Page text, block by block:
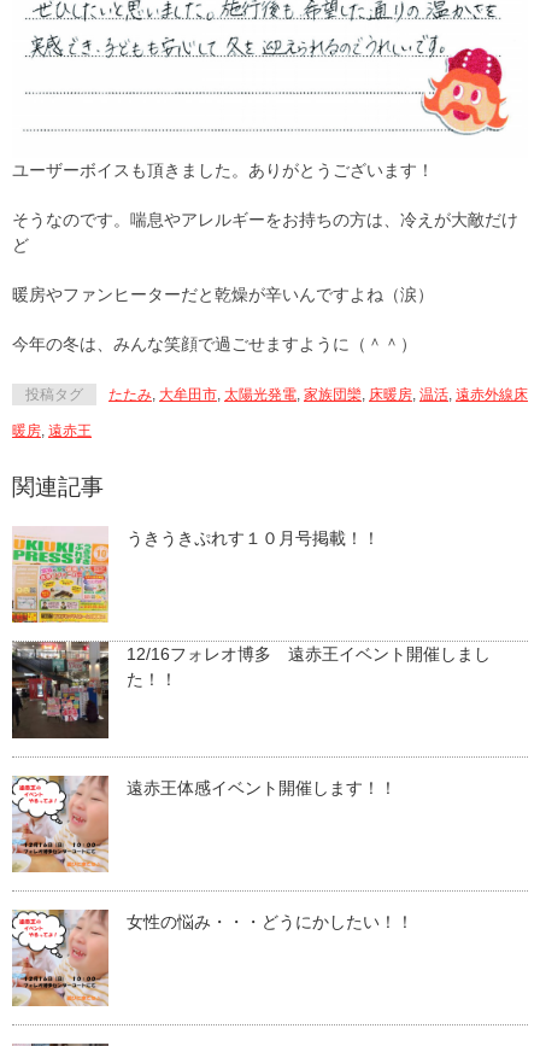
ユーザーボイスも頂きました。ありがとうございます！
そうなのです。喘息やアレルギーをお持ちの方は、冷えが大敵だけ
ど
暖房やファンヒーターだと乾燥が辛いんですよね（涙）
今年の冬は、みんな笑顔で過ごせますように（＾＾）
投稿タグ たたみ 大牟田市 太陽光発電 家族団欒 床暖房 温活 遠赤外線床
暖房 遠赤王
関連記事
うきうきぷれす１０月号掲載！！
12/16フォレオ博多 遠赤王イベント開催しまし
た！！
遠赤王体感イベント開催します！！
女性の悩み・・・どうにかしたい！！